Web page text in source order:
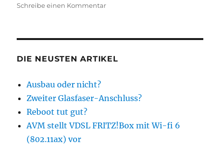
am
Schreibe einen Kommentarzu
DIE NEUSTEN ARTIKEL
Ausbau oder nicht?
Zweiter Glasfaser-Anschluss?
Reboot tut gut?
AVM stellt VDSL FRITZ!Box mit Wi-fi 6
(802.11ax) vor